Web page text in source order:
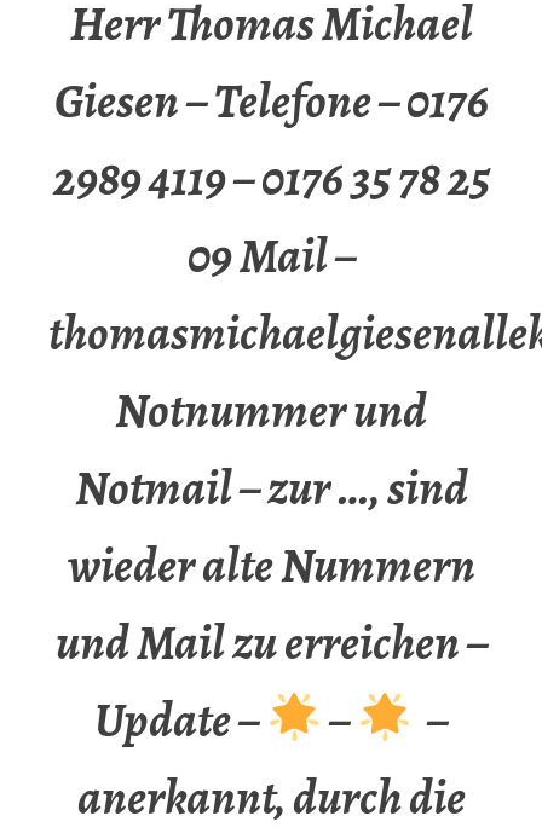
Herr Thomas Michael
Giesen – Telefone – 0176
2989 4119 – 0176 35 78 25
09 Mail –
Notnummer und
Notmail – zur …, sind
wieder alte Nummern
und Mail zu erreichen –
Update –
–
–
anerkannt, durch die